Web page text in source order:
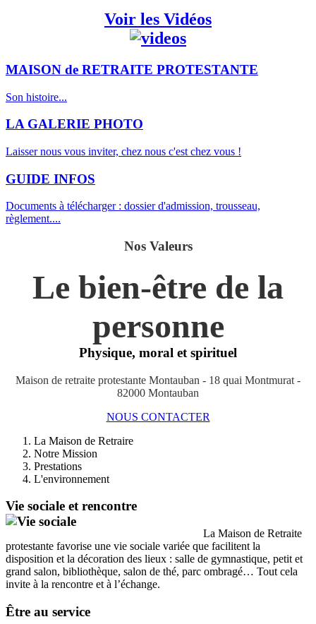
Voir les Vidéos
MAISON de RETRAITE PROTESTANTE
Son histoire...
LA GALERIE PHOTO
Laisser nous vous inviter, chez nous c'est chez vous !
GUIDE INFOS
Documents à télécharger : dossier d'admission, trousseau,
règlement....
Nos Valeurs
Le bien-être de la
personne
Physique, moral et spirituel
Maison de retraite protestante Montauban - 18 quai Montmurat -
82000 Montauban
NOUS CONTACTER
La Maison de Retraire
Notre Mission
Prestations
L'environnement
Vie sociale et rencontre
La Maison de Retraite
protestante favorise une vie sociale variée que facilitent la
disposition et la décoration des lieux : salle de gymnastique, petit et
grand salon, bibliothèque, salon de thé, parc ombragé… Tout cela
invite à la rencontre et à l’échange.
Être au service